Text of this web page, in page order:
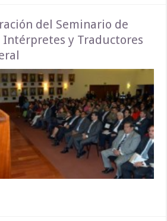
del Seminario de
y Traductores